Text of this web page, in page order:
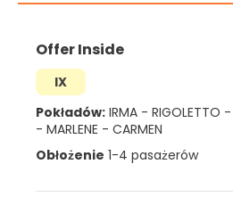
Offer Inside
IX
Pokładów: IRMA - RIGOLETTO -
- MARLENE - CARMEN
Obłożenie 1-4 pasażerów